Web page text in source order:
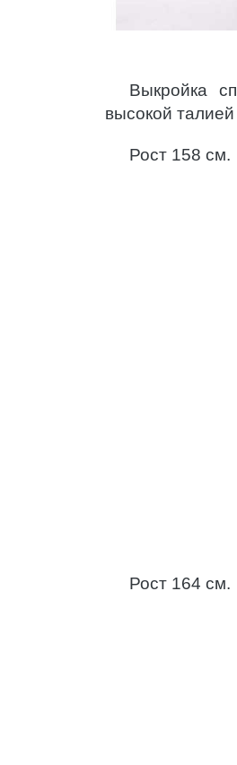
Выкройка
высокой
Рост 158 см.
Рост 164 см.